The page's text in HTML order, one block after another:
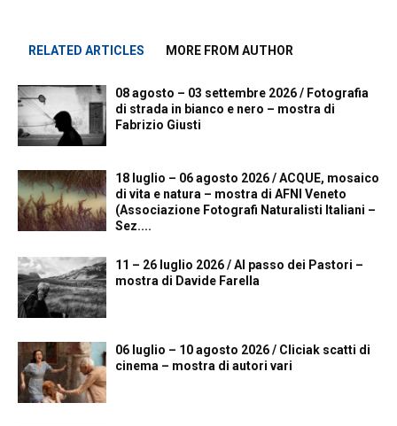
RELATED ARTICLES MORE FROM AUTHOR
08 agosto – 03 settembre 2026 / Fotografia
di strada in bianco e nero – mostra di
Fabrizio Giusti
18 luglio – 06 agosto 2026 / ACQUE, mosaico
di vita e natura – mostra di AFNI Veneto
(Associazione Fotografi Naturalisti Italiani –
Sez....
11 – 26 luglio 2026 / Al passo dei Pastori –
mostra di Davide Farella
06 luglio – 10 agosto 2026 / Cliciak scatti di
cinema – mostra di autori vari